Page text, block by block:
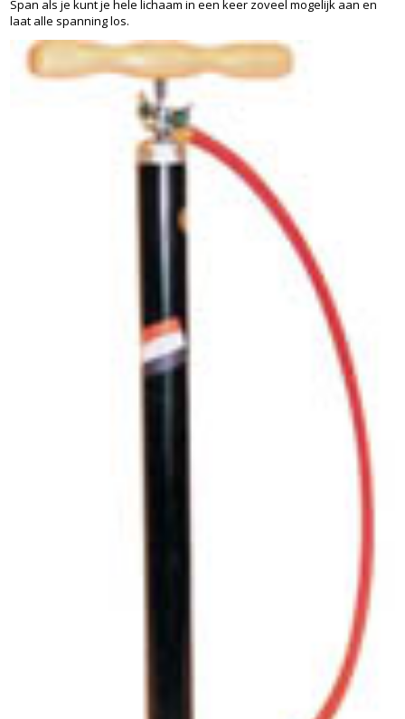
Span als je kunt je hele lichaam in een keer zoveel mogelijk aan en
laat alle spanning los.